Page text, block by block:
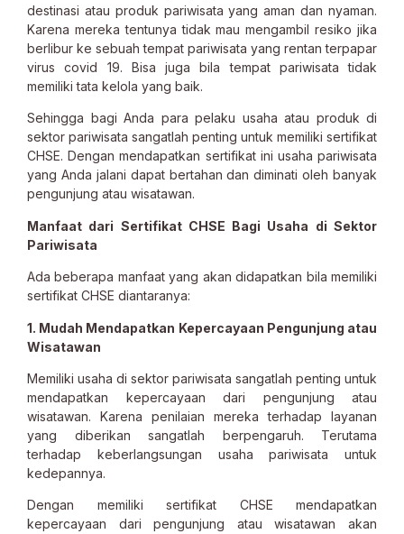
destinasi atau produk pariwisata yang aman dan nyaman.
Karena mereka tentunya tidak mau mengambil resiko jika
berlibur ke sebuah tempat pariwisata yang rentan terpapar
virus covid 19. Bisa juga bila tempat pariwisata tidak
memiliki tata kelola yang baik.
Sehingga bagi Anda para pelaku usaha atau produk di
sektor pariwisata sangatlah penting untuk memiliki sertifikat
CHSE. Dengan mendapatkan sertifikat ini usaha pariwisata
yang Anda jalani dapat bertahan dan diminati oleh banyak
pengunjung atau wisatawan.
Manfaat dari Sertifikat CHSE Bagi Usaha di Sektor
Pariwisata
Ada beberapa manfaat yang akan didapatkan bila memiliki
sertifikat CHSE diantaranya:
1. Mudah Mendapatkan Kepercayaan Pengunjung atau
Wisatawan
Memiliki usaha di sektor pariwisata sangatlah penting untuk
mendapatkan kepercayaan dari pengunjung atau
wisatawan. Karena penilaian mereka terhadap layanan
yang diberikan sangatlah berpengaruh. Terutama
terhadap keberlangsungan usaha pariwisata untuk
kedepannya.
Dengan memiliki sertifikat CHSE mendapatkan
kepercayaan dari pengunjung atau wisatawan akan